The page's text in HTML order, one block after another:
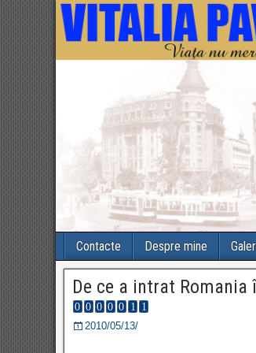
Contacte Despre mine
De ce a intrat Romania
2010/05/13/